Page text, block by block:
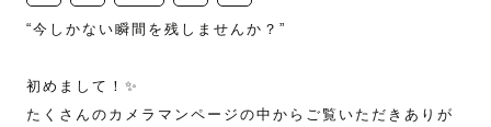
“今しかない瞬間を残しませんか？”
初めまして！✨
たくさんのカメラマンページの中からご覧いただきありが